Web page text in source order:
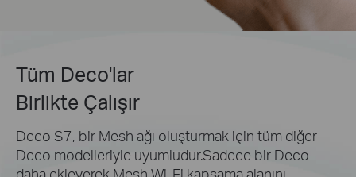
Tüm Deco'lar
Birlikte Çalışır
Deco S7, bir Mesh ağı oluşturmak için tüm diğer
Deco modelleriyle uyumludur.Sadece bir Deco
daha ekleyerek Mesh Wi-Fi kapsama alanını